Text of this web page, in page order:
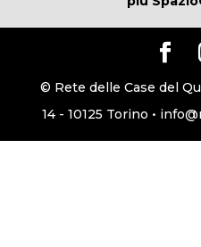
© Rete delle Case del
14 - 10125 Torino •